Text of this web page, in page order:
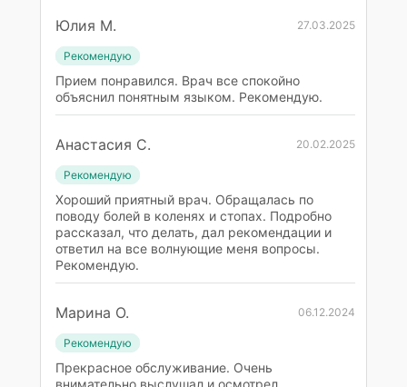
Юлия М. 27.03.2025
Рекомендую
Прием понравился. Врач все спокойно
объяснил понятным языком. Рекомендую.
Анастасия С. 20.02.2025
Рекомендую
Хороший приятный врач. Обращалась по
поводу болей в коленях и стопах. Подробно
рассказал, что делать, дал рекомендации и
ответил на все волнующие меня вопросы.
Рекомендую.
Марина О. 06.12.2024
Рекомендую
Прекрасное обслуживание. Очень
внимательно выслушал и осмотрел.